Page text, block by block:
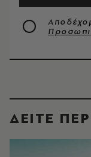
ΔΕΙΤΕ